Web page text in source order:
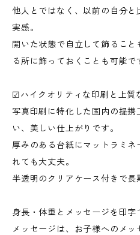
他人とではなく、以前の自分
実感。
開いた状態で自立して飾るこ
る所に飾っておくことも可能で
☑︎ハイクオリティな印刷と上質
写真印刷に特化した国内の提
い、美しい仕上がりです。
厚みのある台紙にマットラミ
れても大丈夫。
半透明のクリアケース付きで長
身長・体重とメッセージを印字
メッセージは、お子様へのメ